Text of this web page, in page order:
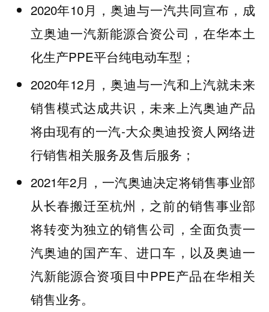
2020年10月，奥迪与一汽共同宣布，成
立奥迪一汽新能源合资公司，在华本土
化生产PPE平台纯电动车型；
2020年12月，奥迪与一汽和上汽就未来
销售模式达成共识，未来上汽奥迪产品
将由现有的一汽-大众奥迪投资人网络进
行销售相关服务及售后服务；
2021年2月，一汽奥迪决定将销售事业部
从长春搬迁至杭州，之前的销售事业部
将转变为独立的销售公司，全面负责一
汽奥迪的国产车、进口车，以及奥迪一
汽新能源合资项目中PPE产品在华相关
销售业务。